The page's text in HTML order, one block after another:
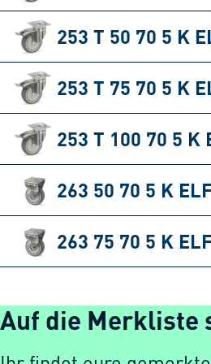
253 T 50 70 5 K
253 T 75 70 5 K
253 T 100 70 5 K
263 50 70 5 K ELF
263 75 70 5 K ELF
Auf die Merkliste